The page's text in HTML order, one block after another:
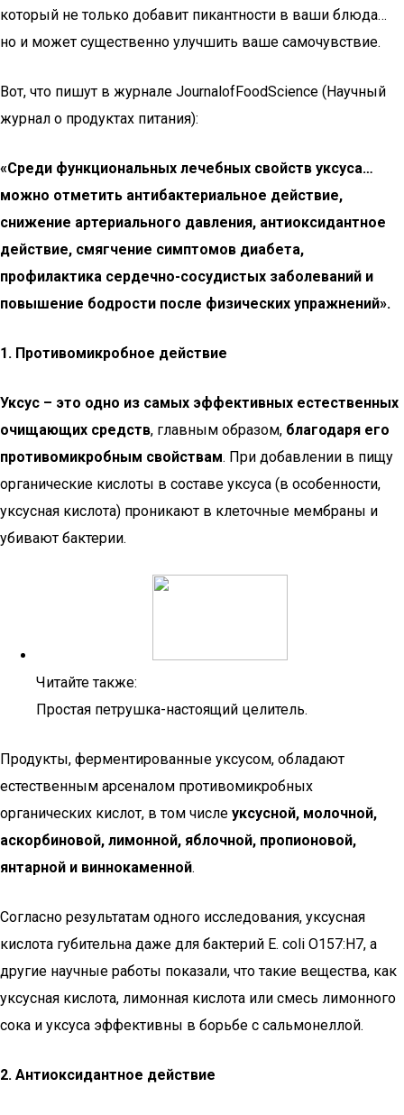
который не только добавит пикантности в ваши блюда…
но и может существенно улучшить ваше самочувствие.
Вот, что пишут в журнале JournalofFoodScience (Научный
журнал о продуктах питания):
«Среди функциональных лечебных свойств уксуса…
можно отметить антибактериальное действие,
снижение артериального давления, антиоксидантное
действие, смягчение симптомов диабета,
профилактика сердечно-сосудистых заболеваний и
повышение бодрости после физических упражнений».
1. Противомикробное действие
Уксус – это одно из самых эффективных естественных
очищающих средств, главным образом, благодаря его
противомикробным свойствам. При добавлении в пищу
органические кислоты в составе уксуса (в особенности,
уксусная кислота) проникают в клеточные мембраны и
убивают бактерии.
Читайте также:
Простая петрушка-настоящий целитель.
Продукты, ферментированные уксусом, обладают
естественным арсеналом противомикробных
органических кислот, в том числе уксусной, молочной,
аскорбиновой, лимонной, яблочной, пропионовой,
янтарной и виннокаменной.
Согласно результатам одного исследования, уксусная
кислота губительна даже для бактерий E. coli O157:H7, а
другие научные работы показали, что такие вещества, как
уксусная кислота, лимонная кислота или смесь лимонного
сока и уксуса эффективны в борьбе с сальмонеллой.
2. Антиоксидантное действие